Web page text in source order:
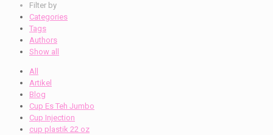
Filter by
Categories
Tags
Authors
Show all
All
Artikel
Blog
Cup Es Teh Jumbo
Cup Injection
cup plastik 22 oz